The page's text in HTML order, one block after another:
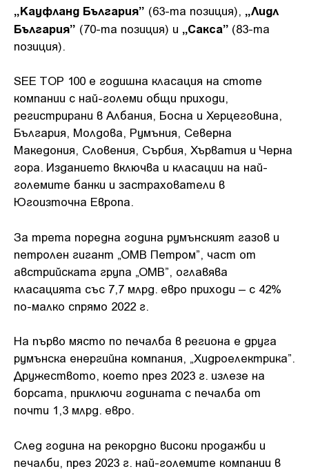
„Кауфланд България” (63-та позиция),
„Лидл
България” (70-та позиция) и „Сакса” (83-та
позиция).
SEE TOP 100 е годишна класация на стоте
компании с най-големи общи приходи,
регистрирани в Албания, Босна и Херцеговина,
България, Молдова, Румъния, Северна
Македония, Словения, Сърбия, Хърватия и Черна
гора. Изданието включва и класации на най-
големите банки и застрахователи в
Югоизточна Европа.
За трета поредна година румънският газов и
петролен гигант „ОМВ Петром”, част от
австрийската група „ОМВ”, оглавява
класацията със 7,7 млрд. евро приходи – с 42%
по-малко спрямо 2022 г.
На първо място по печалба в региона е друга
румънска енергийна компания, „Хидроелектрика”.
Дружеството, което през 2023 г. излезе на
борсата, приключи годината с печалба от
почти 1,3 млрд. евро.
След година на рекордно високи продажби и
печалби, през 2023 г. най-големите компании в